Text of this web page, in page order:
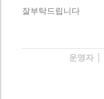
잘부탁드립니다
운영자